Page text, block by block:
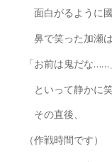
面白がるように
鼻で笑った加瀬は
「お前は鬼だな……
といって静かに笑
その直後、
（作戦時間です）